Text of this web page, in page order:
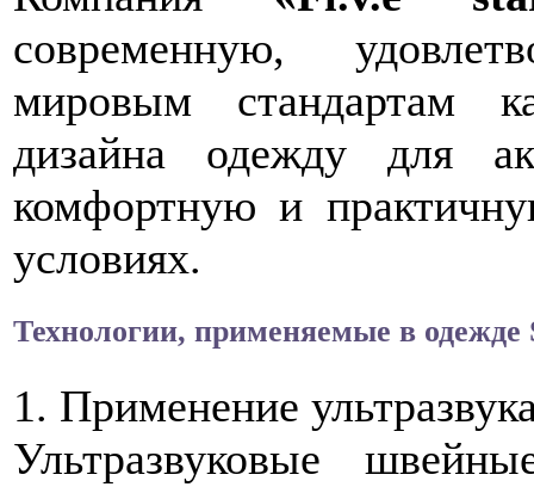
современную,
мировым стандартам
дизайна одежду для
комфортную и
условиях.
Технологии, применяемые в одежде
1. Применение
Ультразвуковые